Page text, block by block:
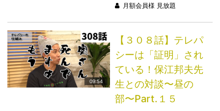
月額会員様 見放題
09:54
【３０８話】テレパ
シーは「証明」され
ている！保江邦夫先
生との対談〜昼の
部〜Part.１５